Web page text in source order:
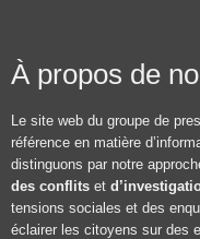
À propos de
Le site web du groupe de
référence en matière
distinguons par notre
des conflits et
tensions sociales et des
éclairer les citoyens sur des